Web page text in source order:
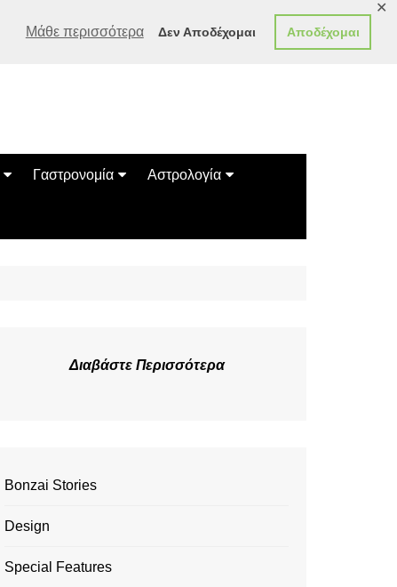
Μάθε περισσότερα Δεν Αποδέχομαι Αποδέχομαι
✕
Γαστρονομία
Συνταγές
Αστρολογία
Κινέζικο Ωροσκόπιο
Διαβάστε Περισσότερα
Bonzai Stories
Design
Special Features